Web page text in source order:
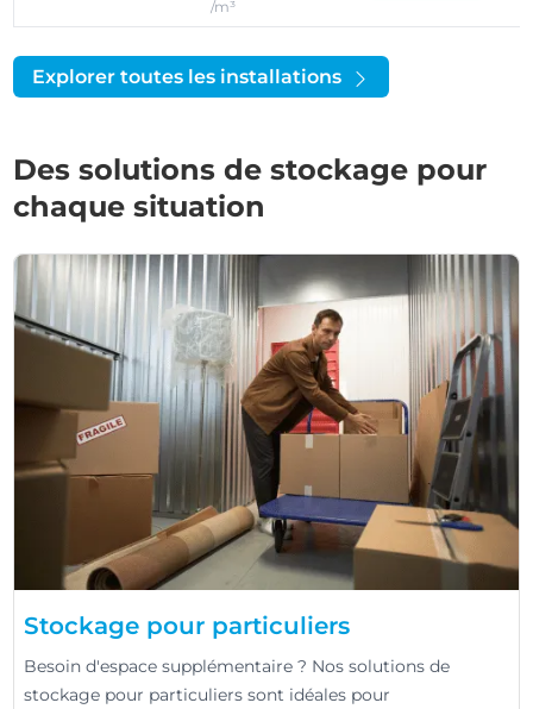
/m³
Explorer toutes les installations
Des solutions de stockage pour
chaque situation
Stockage pour particuliers
Besoin d'espace supplémentaire ? Nos solutions de
stockage pour particuliers sont idéales pour